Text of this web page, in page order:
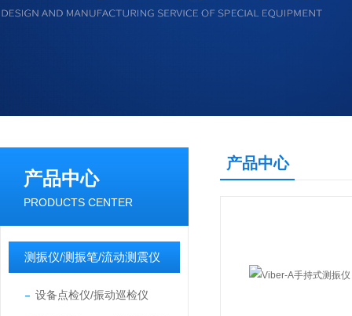
产品中心
PRODUCTS CENTER
测振仪/测振笔/流动测震仪
设备点检仪/振动巡检仪
产品中心